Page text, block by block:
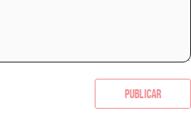
Publicar